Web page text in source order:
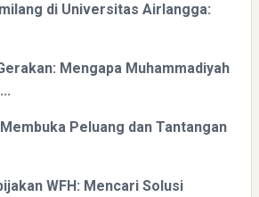
di Universitas Airlangga:
Mengapa Muhammadiyah
Peluang dan Tantangan
WFH: Mencari Solusi